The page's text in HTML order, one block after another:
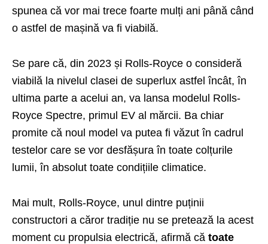
spunea că vor mai trece foarte mulți ani până când
o astfel de mașină va fi viabilă.
Se pare că, din 2023 și Rolls-Royce o consideră
viabilă la nivelul clasei de superlux astfel încât, în
ultima parte a acelui an, va lansa modelul Rolls-
Royce Spectre, primul EV al mărcii. Ba chiar
promite că noul model va putea fi văzut în cadrul
testelor care se vor desfășura în toate colțurile
lumii, în absolut toate condițiile climatice.
Mai mult, Rolls-Royce, unul dintre puținii
constructori a căror tradiție nu se pretează la acest
moment cu propulsia electrică, afirmă că toate